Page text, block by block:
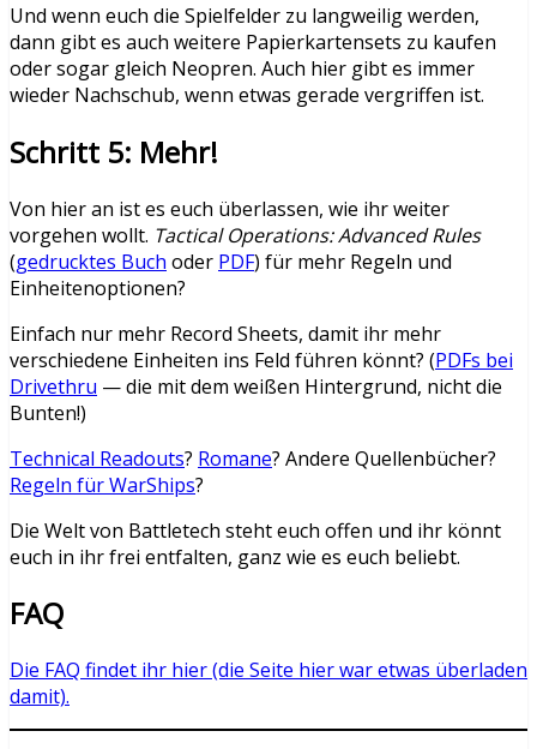
Und wenn euch die Spielfelder zu langweilig werden,
dann gibt es auch weitere Papierkartensets zu kaufen
oder sogar gleich Neopren. Auch hier gibt es immer
wieder Nachschub, wenn etwas gerade vergriffen ist.
Schritt 5: Mehr!
Von hier an ist es euch überlassen, wie ihr weiter
vorgehen wollt. Tactical Operations: Advanced Rules
(gedrucktes Buch oder PDF) für mehr Regeln und
Einheitenoptionen?
Einfach nur mehr Record Sheets, damit ihr mehr
verschiedene Einheiten ins Feld führen könnt? (PDFs bei
Drivethru — die mit dem weißen Hintergrund, nicht die
Bunten!)
Technical Readouts? Romane? Andere Quellenbücher?
Regeln für WarShips?
Die Welt von Battletech steht euch offen und ihr könnt
euch in ihr frei entfalten, ganz wie es euch beliebt.
FAQ
Die FAQ findet ihr hier (die Seite hier war etwas überladen
damit).